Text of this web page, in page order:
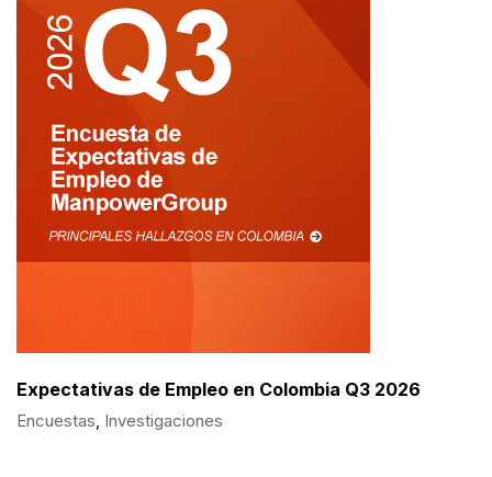
Expectativas de Empleo en Colombia Q3 2026
Encuestas, Investigaciones